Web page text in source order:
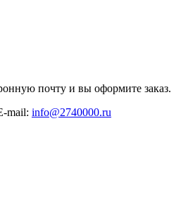
почту и вы оформите заказ.
mail: info@2740000.ru